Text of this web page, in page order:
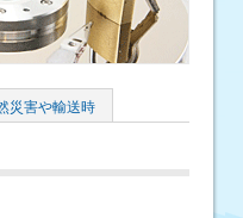
災害や輸送時